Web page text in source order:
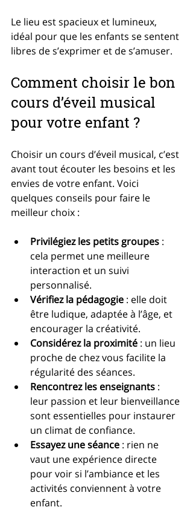
Le lieu est spacieux et lumineux,
idéal pour que les enfants se sentent
libres de s’exprimer et de s’amuser.
Comment choisir le bon
cours d’éveil musical
pour votre enfant ?
Choisir un cours d’éveil musical, c’est
avant tout écouter les besoins et les
envies de votre enfant. Voici
quelques conseils pour faire le
meilleur choix :
Privilégiez les petits groupes :
cela permet une meilleure
interaction et un suivi
personnalisé.
Vérifiez la pédagogie : elle doit
être ludique, adaptée à l’âge, et
encourager la créativité.
Considérez la proximité : un lieu
proche de chez vous facilite la
régularité des séances.
Rencontrez les enseignants :
leur passion et leur bienveillance
sont essentielles pour instaurer
un climat de confiance.
Essayez une séance : rien ne
vaut une expérience directe
pour voir si l’ambiance et les
activités conviennent à votre
enfant.